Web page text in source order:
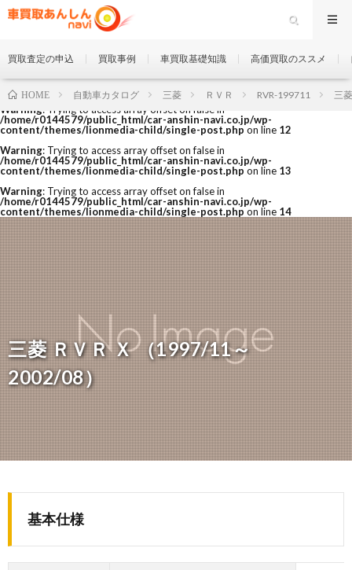
Warning: Trying to access array offset on false in
/home/r0144579/public_html/car-anshin-navi.co.jp/wp-
content/themes/lionmedia-child/single-post.php on line 12
Warning: Trying to access array offset on false in
/home/r0144579/public_html/car-anshin-navi.co.jp/wp-
content/themes/lionmedia-child/single-post.php on line 13
Warning: Trying to access array offset on false in
/home/r0144579/public_html/car-anshin-navi.co.jp/wp-
content/themes/lionmedia-child/single-post.php on line 14
買取査定の申込 買取事例 車買取基礎知識 高価買取のススメ
三菱 ＲＶＲ Ｘ （1997/11～
2002/08）
HOME 自動車カタログ 三菱 ＲＶＲ RVR-199711 三
基本仕様